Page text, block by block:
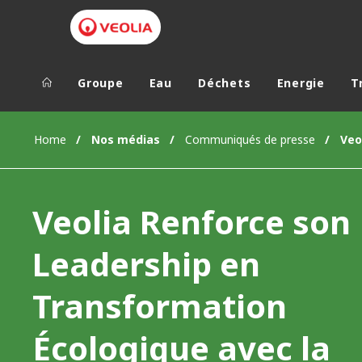
Groupe Veolia
CAMPUS
FONDATION
INSTITUT
Dans le
AMÉRIQUE
Groupe Eau Déchets Energie
Home Nos médias Communiqués de presse
Veolia Renforce son
Leadership en
Transformation
Écologique avec la